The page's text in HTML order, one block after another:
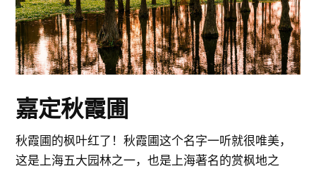
嘉定秋霞圃
秋霞圃的枫叶红了！秋霞圃这个名字一听就很唯美，
这是上海五大园林之一，也是上海著名的赏枫地之